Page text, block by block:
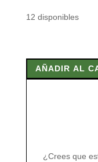
12 disponibles
MANZANILLA
ANIS
AÑADIR AL
¿Crees que